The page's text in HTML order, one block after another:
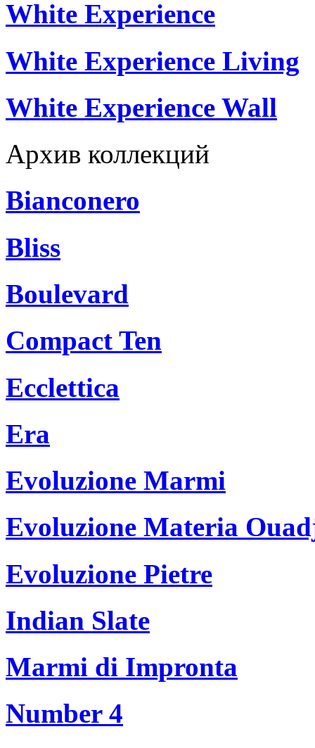
White Experience
White Experience Living
White Experience Wall
Архив коллекций
Bianconero
Bliss
Boulevard
Compact Ten
Ecclettica
Era
Evoluzione Marmi
Evoluzione Materia
Evoluzione Pietre
Indian Slate
Marmi di Impronta
Number 4